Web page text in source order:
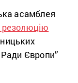
асамблея
резолюцію
Європи”